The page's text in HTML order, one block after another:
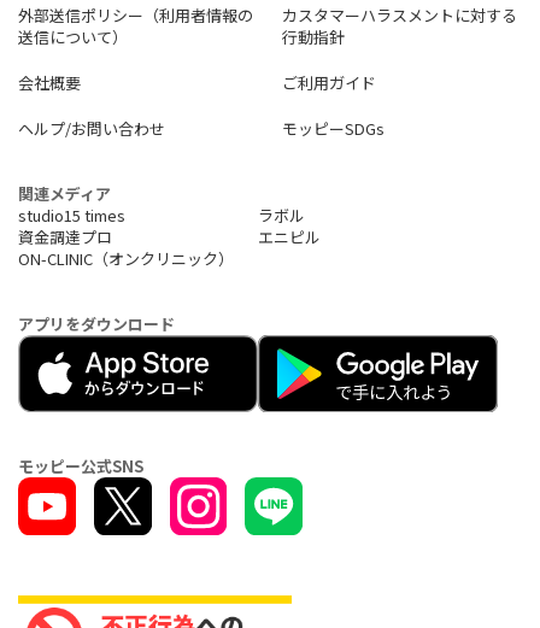
外部送信ポリシー（利用者情報の
送信について）
カスタマーハラスメントに対する
行動指針
会社概要
ご利用ガイド
ヘルプ/お問い合わせ
モッピーSDGs
関連メディア
studio15 times
ラボル
資金調達プロ
エニピル
ON-CLINIC（オンクリニック）
アプリをダウンロード
モッピー公式SNS